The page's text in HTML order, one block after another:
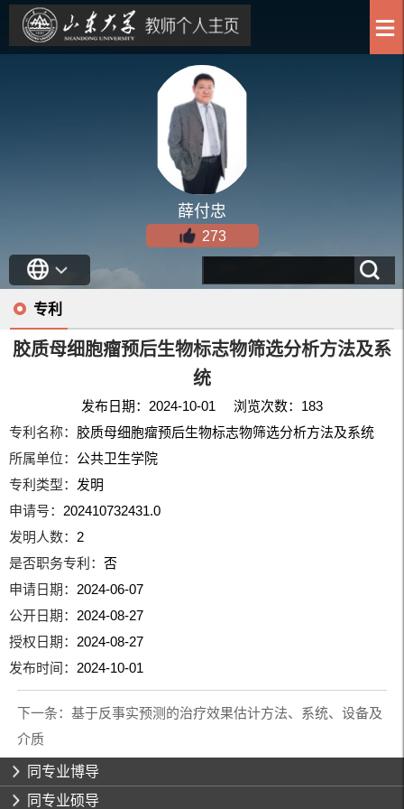
薛付忠
273
专利
胶质母细胞瘤预后生物标志物筛选分析方法及系
统
发布日期：2024-10-01 浏览次数： 183
专利名称： 胶质母细胞瘤预后生物标志物筛选分析方法及系统
所属单位： 公共卫生学院
专利类型： 发明
申请号： 202410732431.0
发明人数： 2
是否职务专利：否
申请日期： 2024-06-07
公开日期： 2024-08-27
授权日期： 2024-08-27
发布时间： 2024-10-01
下一条： 基于反事实预测的治疗效果估计方法、系统、设备及
介质
同专业博导
同专业硕导